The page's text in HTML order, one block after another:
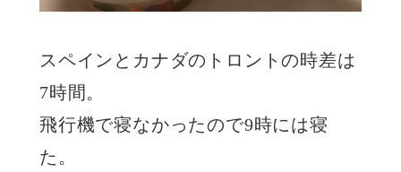
スペインとカナダのトロントの時差は
7時間。
飛行機で寝なかったので9時には寝
た。